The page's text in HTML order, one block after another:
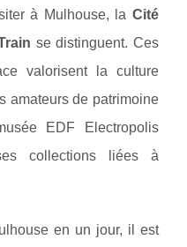
à Mulhouse, la Cité
se distinguent. Ces
valorisent la culture
amateurs de patrimoine
EDF Electropolis
collections liées à
en un jour, il est